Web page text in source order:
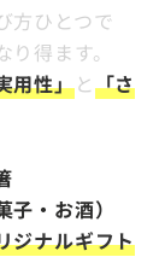
方ひとつで
得ます。
用性」と「さ
・お酒）
ジナルギフト